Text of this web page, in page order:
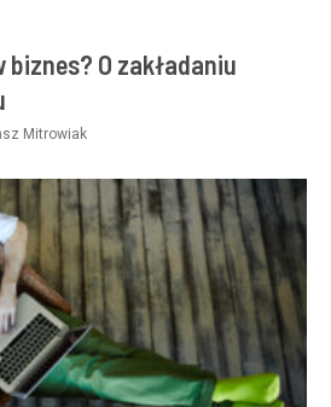
O zakładaniu
Mitrowiak